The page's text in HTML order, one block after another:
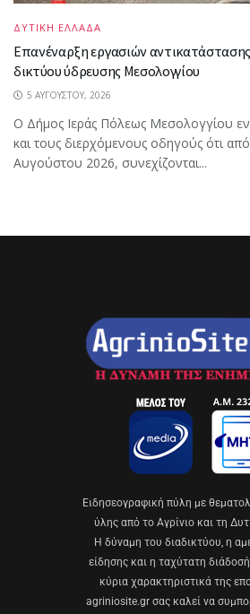
ΔΥΤΙΚΗ ΕΛΛΑΔΑ
Επανέναρξη εργασιών
δικτύου ύδρευσης Μεσολογγίου
5 ΑΥΓΟΎΣΤΟΥ, 2026
Ο Δήμος Ιεράς Πόλεως Μεσολογγίου
και τους διερχόμενους οδηγούς ότι
Αυγούστου 2026, συνεχίζονται...
Eιδησεογραφική πύλη με
ύλης από το Αγρίνιο και τη
Η δύναμη του διαδικτύου, η
είδησης και η ταχύτατη διάδοσή
κύρια χαρακτηριστικά της
agriniosite.gr σας καλεί να